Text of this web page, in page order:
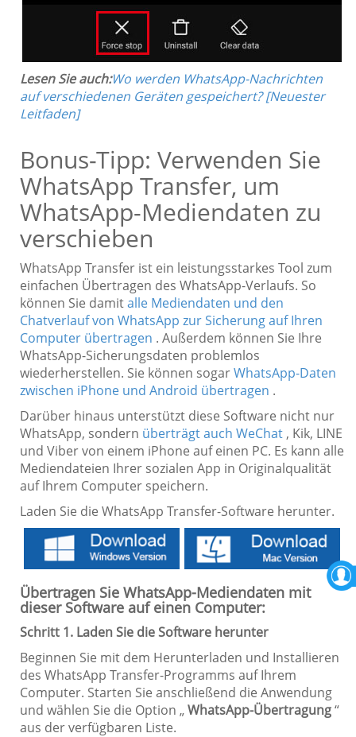
Lesen Sie auch:Wo werden WhatsApp-Nachrichten
auf verschiedenen Geräten gespeichert? [Neuester
Leitfaden]
Bonus-Tipp: Verwenden Sie
WhatsApp Transfer, um
WhatsApp-Mediendaten zu
verschieben
WhatsApp Transfer ist ein leistungsstarkes Tool zum
einfachen Übertragen des WhatsApp-Verlaufs. So
können Sie damitalle Mediendaten und den
Chatverlauf von WhatsApp zur Sicherung auf Ihren
Computer übertragen . Außerdem können Sie Ihre
WhatsApp-Sicherungsdaten problemlos
wiederherstellen. Sie können sogarWhatsApp-Daten
zwischen iPhone und Android übertragen .
Darüber hinaus unterstützt diese Software nicht nur
WhatsApp, sondern überträgt auch WeChat , Kik, LINE
und Viber von einem iPhone auf einen PC. Es kann alle
Mediendateien Ihrer sozialen App in Originalqualität
auf Ihrem Computer speichern.
Laden Sie die WhatsApp Transfer-Software herunter.
Übertragen Sie WhatsApp-Mediendaten mit
dieser Software auf einen Computer:
Schritt 1. Laden Sie die Software herunter
Beginnen Sie mit dem Herunterladen und Installieren
des WhatsApp Transfer-Programms auf Ihrem
Computer. Starten Sie anschließend die Anwendung
und wählen Sie die Option „WhatsApp-Übertragung“
aus der verfügbaren Liste.